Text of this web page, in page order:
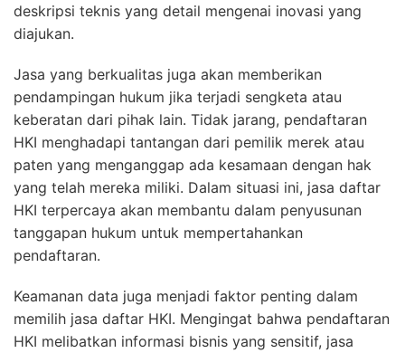
deskripsi teknis yang detail mengenai inovasi yang
diajukan.
Jasa yang berkualitas juga akan memberikan
pendampingan hukum jika terjadi sengketa atau
keberatan dari pihak lain. Tidak jarang, pendaftaran
HKI menghadapi tantangan dari pemilik merek atau
paten yang menganggap ada kesamaan dengan hak
yang telah mereka miliki. Dalam situasi ini, jasa daftar
HKI terpercaya akan membantu dalam penyusunan
tanggapan hukum untuk mempertahankan
pendaftaran.
Keamanan data juga menjadi faktor penting dalam
memilih jasa daftar HKI. Mengingat bahwa pendaftaran
HKI melibatkan informasi bisnis yang sensitif, jasa